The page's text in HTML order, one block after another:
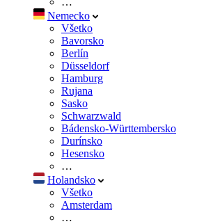
Nemecko
Všetko
Bavorsko
Berlín
Düsseldorf
Hamburg
Rujana
Sasko
Schwarzwald
Bádensko-Württembersko
Durínsko
Hesensko
…
Holandsko
Všetko
Amsterdam
…